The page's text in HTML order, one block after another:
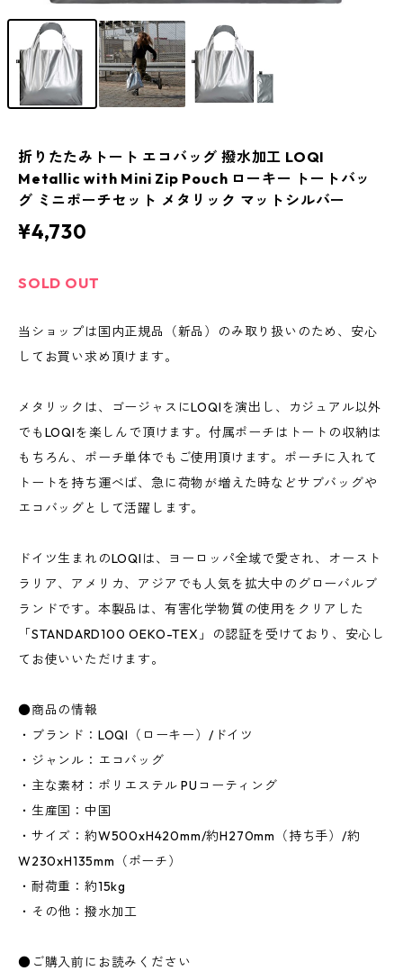
折りたたみトート エコバッグ 撥水加工 LOQI
Metallic with Mini Zip Pouch ローキー トートバッ
グ ミニポーチセット メタリック マットシルバー
¥4,730
SOLD OUT
当ショップは国内正規品（新品）のみ取り扱いのため、安心
してお買い求め頂けます。
メタリックは、ゴージャスにLOQIを演出し、カジュアル以外
でもLOQIを楽しんで頂けます。付属ポーチはトートの収納は
もちろん、ポーチ単体でもご使用頂けます。ポーチに入れて
トートを持ち運べば、急に荷物が増えた時などサブバッグや
エコバッグとして活躍します。
ドイツ生まれのLOQIは、ヨーロッパ全域で愛され、オースト
ラリア、アメリカ、アジアでも人気を拡大中のグローバルブ
ランドです。本製品は、有害化学物質の使用をクリアした
「STANDARD100 OEKO-TEX」の認証を受けており、安心し
てお使いいただけます。
●商品の情報
・ブランド：LOQI（ローキー）/ドイツ
・ジャンル：エコバッグ
・主な素材：ポリエステル PUコーティング
・生産国：中国
・サイズ：約W500xH420mm/約H270mm（持ち手）/約
W230xH135mm（ポーチ）
・耐荷重：約15kg
・その他：撥水加工
●ご購入前にお読みください